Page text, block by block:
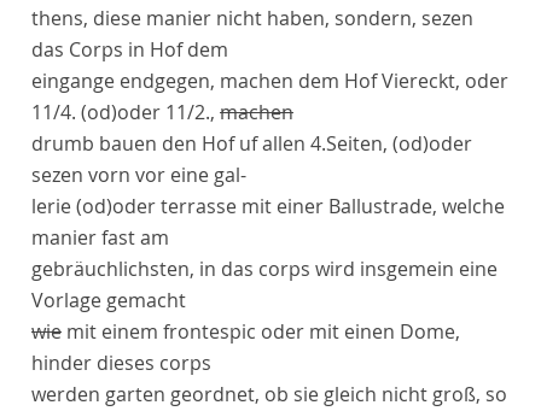
thens, diese manier nicht haben, sondern, sezen
das Corps in Hof dem
eingange endgegen, machen dem Hof Viereckt, oder
11/4. (od)oder 11/2., machen
drumb bauen den Hof uf allen 4.Seiten, (od)oder
sezen vorn vor eine gal-
lerie(od)oderterrasse mit einer Ballustrade, welche
manier fast am
gebräuchlichsten, in das corps wird insgemein eine
Vorlage gemacht
wie mit einem frontespic oder mit einen Dome,
hinder dieses corps
werden garten geordnet, ob sie gleich nicht groß, so